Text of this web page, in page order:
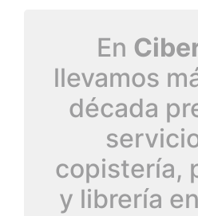
En
llevamos
década
copistería,
y librería